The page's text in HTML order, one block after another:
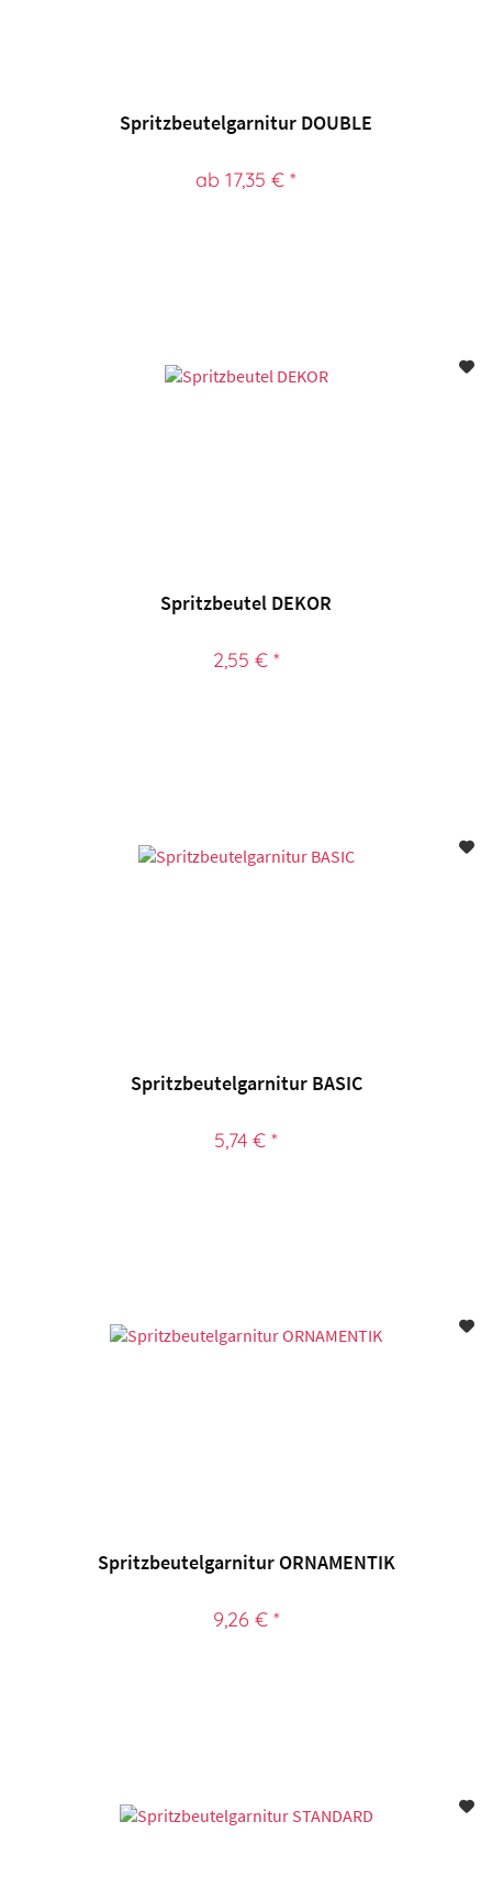
Spritzbeutelgarnitur DOUBLE
ab 17,35 € *
Spritzbeutel DEKOR
2,55 € *
Spritzbeutelgarnitur BASIC
5,74 € *
Spritzbeutelgarnitur ORNAMENTIK
9,26 € *